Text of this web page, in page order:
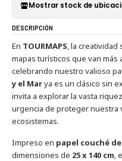
Mostrar stock de
DESCRIPCIÓN
En TOURMAPS, la creatividad
mapas turísticos que van
celebrando nuestro valioso
y el Marya es un clásico sin
invita a explorar la vasta
urgencia de proteger nuestra
ecosistemas.
Impreso en papel couché
dimensiones de 25 x 140 cm,